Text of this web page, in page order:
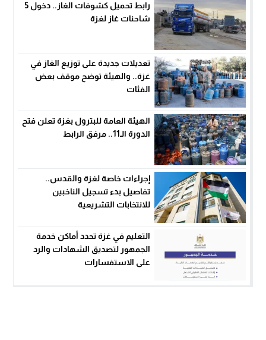
رابط تحميل كشوفات الغاز.. دخول 5
شاحنات غاز لغزة
تعديلات جديدة على توزيع الغاز في
غزة.. والهيئة توضح موقف بعض
الفئات
الهيئة العامة للبترول بغزة تعلن فتح
الدورة الـ11.. مرفق الرابط
إجراءات خاصة لغزة والقدس..
تفاصيل بدء تسجيل الناخبين
للانتخابات التشريعية
التعليم في غزة تحدد أماكن خدمة
الجمهور لتصديق الشهادات والرد
على الاستفسارات